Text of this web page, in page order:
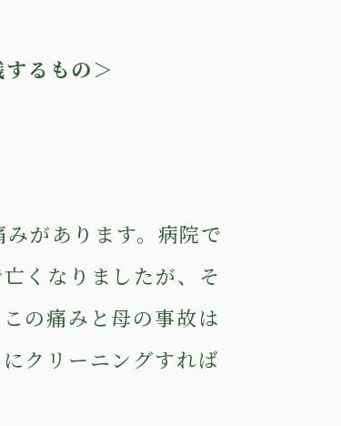
るもの＞
みがあります。病院で
くなりましたが、そ
の痛みと母の事故は
クリーニングすれば